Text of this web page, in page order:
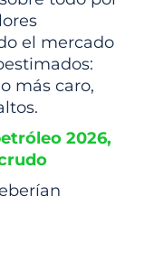
el mercado
más caro,
2026,